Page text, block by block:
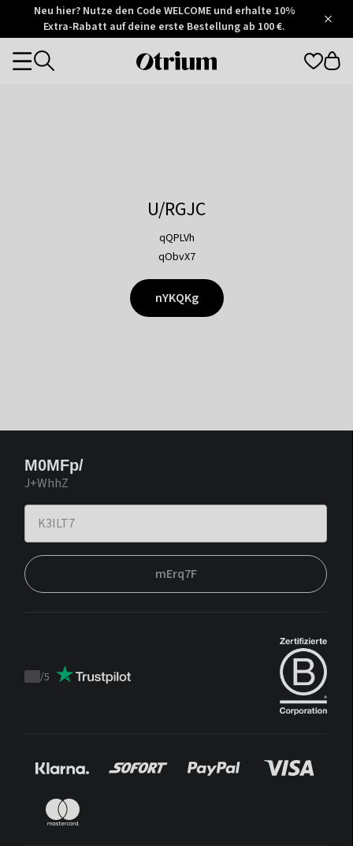
Otrium
Trustpilot
Neu hier? Nutze den Code WELCOME und erhalte 10%
Extra-Rabatt auf deine erste Bestellung ab 100 €.
Otrium
Categories
U/RGJC
qQPLVh
qObvX7
nYKQKg
M0MFp/
J+WhhZ
mErq7F
Trustpilot
/5